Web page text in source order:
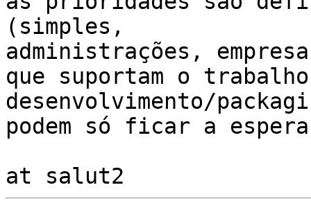
(simples,
administrações,
que suportam o
desenvolvimento/
podem só ficar a